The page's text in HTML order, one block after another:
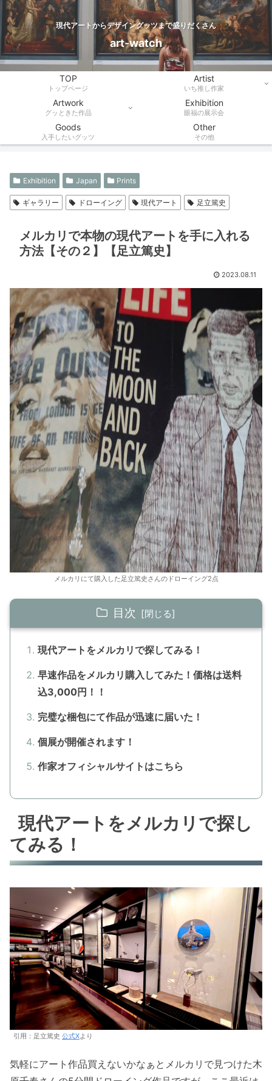
現代アートからデザイングッツまで盛りだくさん
art-watch
TOP
トップページ
Artist
いち推し作家
Artwork
グッときた作品
Exhibition
眼福の展示会
Goods
入手したいグッツ
Other
その他
Exhibition Japan Prints
ギャラリー ドローイング 現代アート 足立篤史
メルカリで本物の現代アートを手に入れる
方法【その２】【足立篤史】
2023.08.11
メルカリにて購入した足立篤史さんのドローイング2点
目次
現代アートをメルカリで探してみる！
早速作品をメルカリ購入してみた！価格は送料
込3,000円！！
完璧な梱包にて作品が迅速に届いた！
個展が開催されます！
作家オフィシャルサイトはこちら
現代アートをメルカリで探し
てみる！
引用：足立篤史 公式Xより
気軽にアート作品買えないかなぁとメルカリで見つけた木